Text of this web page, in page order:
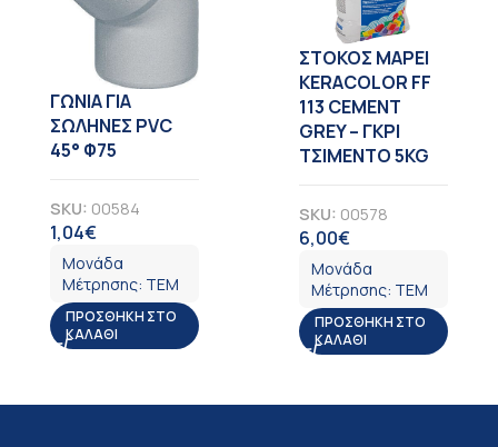
ΓΩΝΙΑ ΓΙΑ
ΣΩΛΗΝΕΣ PVC
45° Φ75
SKU: 00584
1,04€
Μονάδα
Μέτρησης: ΤΕΜ
ΠΡΟΣΘΉΚΗ ΣΤΟ
ΚΑΛΆΘΙ
ΣΤΟΚΟΣ MAPEI
KERACOLOR FF
113 CEMENT
GREY – ΓΚΡΙ
ΤΣΙΜΕΝΤΟ 5KG
SKU: 00578
6,00€
Μονάδα
Μέτρησης: ΤΕΜ
ΠΡΟΣΘΉΚΗ ΣΤΟ
ΚΑΛΆΘΙ